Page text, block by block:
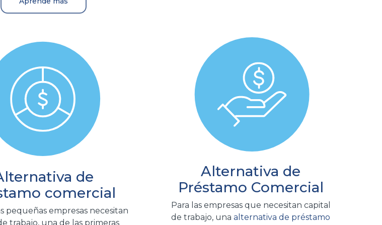
de
comercial
pequeñas empresas necesitan
trabajo, una de las primeras
Alternativa de
Préstamo Comercial
Para las empresas que necesitan capital
de trabajo, unaalternativa de préstamo